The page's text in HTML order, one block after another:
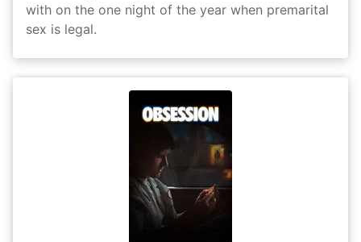
with on the one night of the year when premarital
sex is legal.